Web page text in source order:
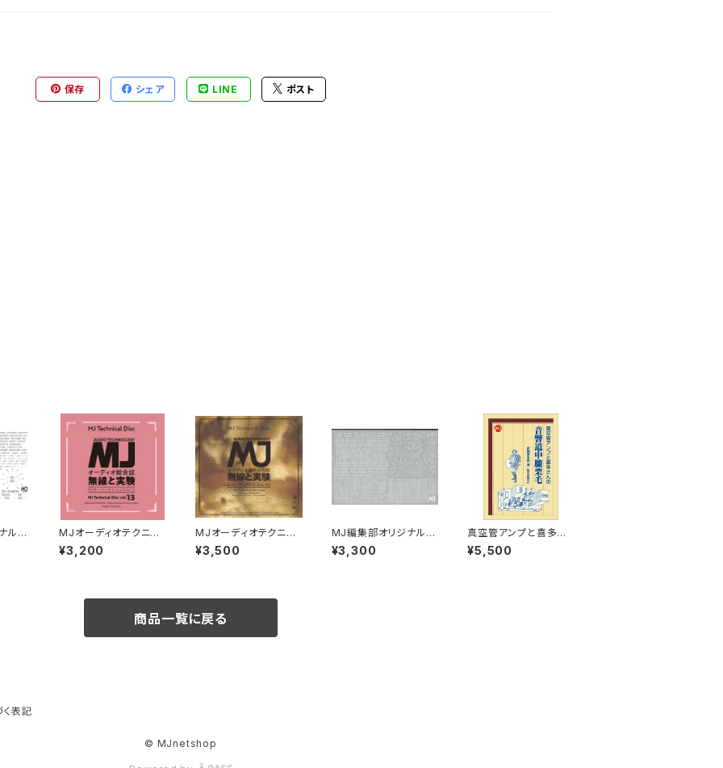
保存 シェア LINE ポスト
ナル
MJオーディオテクニカ
ルCD vol.13
¥3,200
MJオーディオテクニカ
ルディスクvol.8
¥3,500
MJ編集部オリジナル
「インスタントレタリン
グ」（白タイプ）
¥3,300
真空管アンプと喜多さ
んの 音響道中膝栗毛
¥5,500
商品一覧に戻る
表記
© MJnetshop